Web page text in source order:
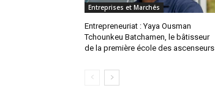
Entreprises et Marchés
Entrepreneuriat : Yaya Ousman
Tchounkeu Batchamen, le bâtisseur
de la première école des ascenseurs